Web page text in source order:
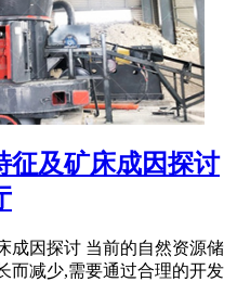
征及矿床成因探讨
成因探讨 当前的自然资源储
而减少,需要通过合理的开发